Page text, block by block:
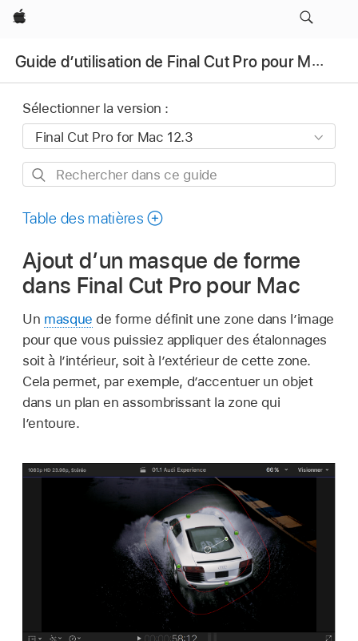
Apple
Guide d’utilisation de Final Cut Pro pour Mac
Sélectionner la version :
Rechercher
ce
Table des matières
Ajout d’un masque de forme
dans Final Cut Pro pour Mac
Un masque de forme définit une zone dans l’image
pour que vous puissiez appliquer des étalonnages
soit à l’intérieur, soit à l’extérieur de cette zone.
Cela permet, par exemple, d’accentuer un objet
dans un plan en assombrissant la zone qui
l’entoure.